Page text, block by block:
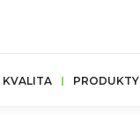
KVALITA PRODUKTY